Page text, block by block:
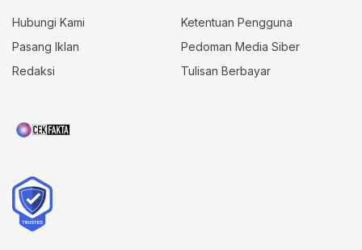
Hubungi Kami
Ketentuan Pengguna
Pasang Iklan
Pedoman Media Siber
Redaksi
Tulisan Berbayar